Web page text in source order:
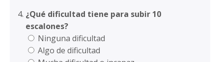
¿Qué dificultad tiene para subir 10
escalones?
Ninguna dificultad
Algo de dificultad